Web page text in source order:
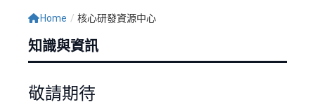
Home / 核心研發資源中心
知識與資訊
敬請期待